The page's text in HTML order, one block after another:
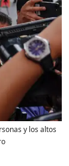
y los altos